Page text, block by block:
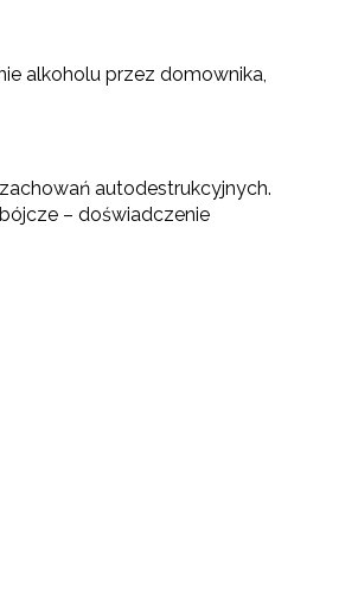
alkoholu przez domownika,
autodestrukcyjnych.
– doświadczenie